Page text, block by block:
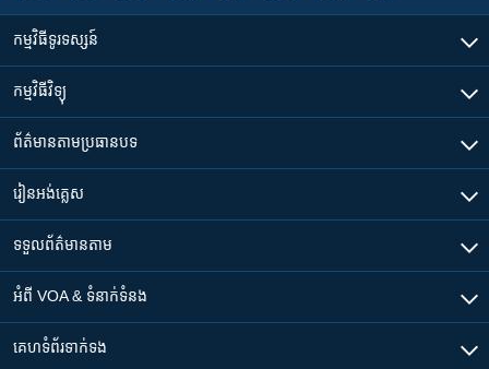
កម្មវិធី​ទូរទស្សន៍
កម្មវិធី​វិទ្យុ
ព័ត៌មាន​តាមប្រធានបទ​
រៀន​​អង់គ្លេស
ទទួល​ព័ត៌មាន​តាម
អំពី​ VOA & ទំនាក់ទំនង
គេហទំព័រ​​ទាក់ទង